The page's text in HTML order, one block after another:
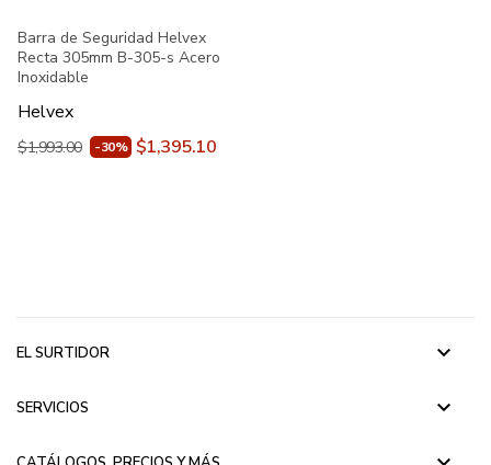
Barra de Seguridad Helvex
Recta 305mm B-305-s Acero
Inoxidable
Helvex
$1,993.00 -30% $1,395.10
EL SURTIDOR keyboard_arrow_down
SERVICIOS keyboard_arrow_down